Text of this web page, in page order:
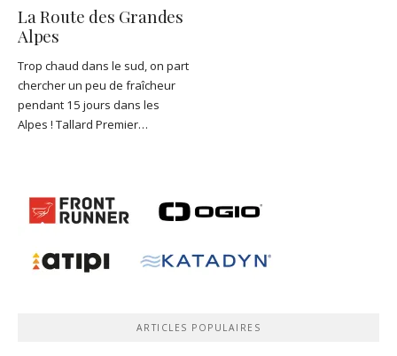
La Route des Grandes
Alpes
Trop chaud dans le sud, on part
chercher un peu de fraîcheur
pendant 15 jours dans les
Alpes ! Tallard Premier…
ARTICLES POPULAIRES